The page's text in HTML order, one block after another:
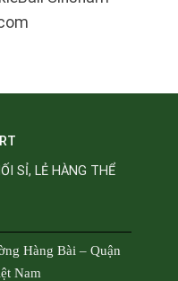
SỈ, LẺ HÀNG THỂ
Hàng Bài – Quận
Nam